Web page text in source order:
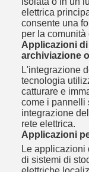
elettrica
consente una
per la
Applicazioni
archiviazione
L'integrazione
tecnologia
catturare e
come i pannelli
integrazione
rete elettrica.
Applicazioni
Le applicazioni
di sistemi di